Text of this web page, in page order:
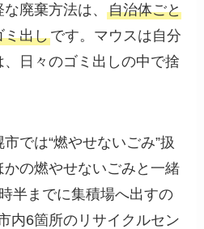
な廃棄方法は、自治体ごと
ミ出しです。マウスは自分
日々のゴミ出しの中で捨
では“燃やせないごみ”扱
の燃やせないごみと一緒
半までに集積場へ出すの
内6箇所のリサイクルセン